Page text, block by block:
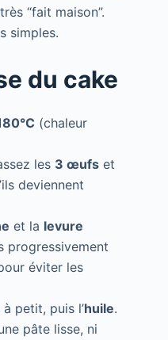
“fait maison”.
simples.
du cake
(chaleur
les 3 œufs et
deviennent
et la levure
progressivement
éviter les
petit, puis l’huile.
pâte lisse, ni